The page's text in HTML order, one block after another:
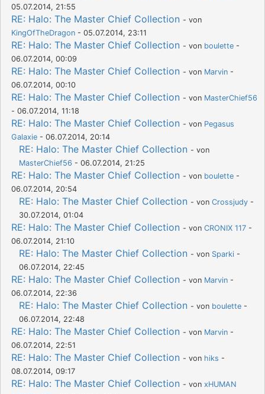
05.07.2014, 21:55
RE: Halo: The Master Chief Collection - von
KingOfTheDragon - 05.07.2014, 23:11
RE: Halo: The Master Chief Collection - von boulette -
06.07.2014, 00:09
RE: Halo: The Master Chief Collection - von Marvin -
06.07.2014, 00:10
RE: Halo: The Master Chief Collection - von MasterChief56
- 06.07.2014, 11:18
RE: Halo: The Master Chief Collection - von Pegasus
Galaxie - 06.07.2014, 20:14
RE: Halo: The Master Chief Collection - von
MasterChief56 - 06.07.2014, 21:25
RE: Halo: The Master Chief Collection - von boulette -
06.07.2014, 20:54
RE: Halo: The Master Chief Collection - von Crossjudy -
30.07.2014, 01:04
RE: Halo: The Master Chief Collection - von CRONIX 117 -
06.07.2014, 21:10
RE: Halo: The Master Chief Collection - von Sparki -
06.07.2014, 22:45
RE: Halo: The Master Chief Collection - von Marvin -
06.07.2014, 22:36
RE: Halo: The Master Chief Collection - von boulette -
06.07.2014, 22:48
RE: Halo: The Master Chief Collection - von Marvin -
06.07.2014, 22:51
RE: Halo: The Master Chief Collection - von hiks -
08.07.2014, 09:17
RE: Halo: The Master Chief Collection - von xHUMAN